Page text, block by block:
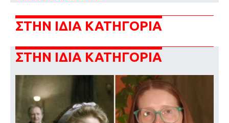
ΣΤΗΝ ΙΔΙΑ ΚΑΤΗΓΟΡΙΑ
ΣΤΗΝ ΙΔΙΑ ΚΑΤΗΓΟΡΙΑ